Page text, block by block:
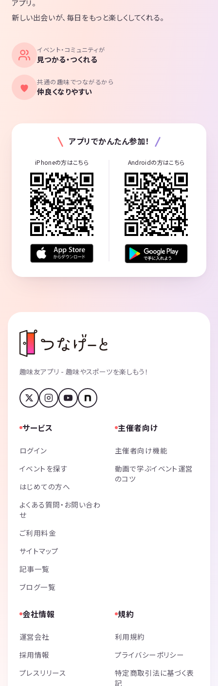
アプリ。
新しい出会いが、毎日をもっと楽しくしてくれる。
イベント・コミュニティが
見つかる・つくれる
共通の趣味でつながるから
仲良くなりやすい
アプリでかんたん参加！
iPhoneの方はこちら Androidの方はこちら
趣味友アプリ - 趣味やスポーツを楽しもう！
サービス
ログイン
イベントを探す
はじめての方へ
よくある質問・お問い合わ
せ
ご利用料金
サイトマップ
記事一覧
ブログ一覧
主催者向け
主催者向け機能
動画で学ぶイベント運営
のコツ
会社情報
運営会社
採用情報
プレスリリース
規約
利用規約
プライバシーポリシー
特定商取引法に基づく表
記